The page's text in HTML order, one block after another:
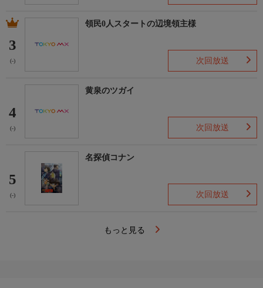
3
(-)
領民0人スタートの辺境領主様
次回放送
4
(-)
黄泉のツガイ
次回放送
5
(-)
名探偵コナン
次回放送
もっと見る